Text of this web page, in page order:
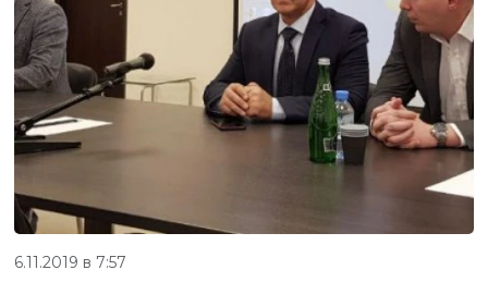
6.11.2019 в 7:57